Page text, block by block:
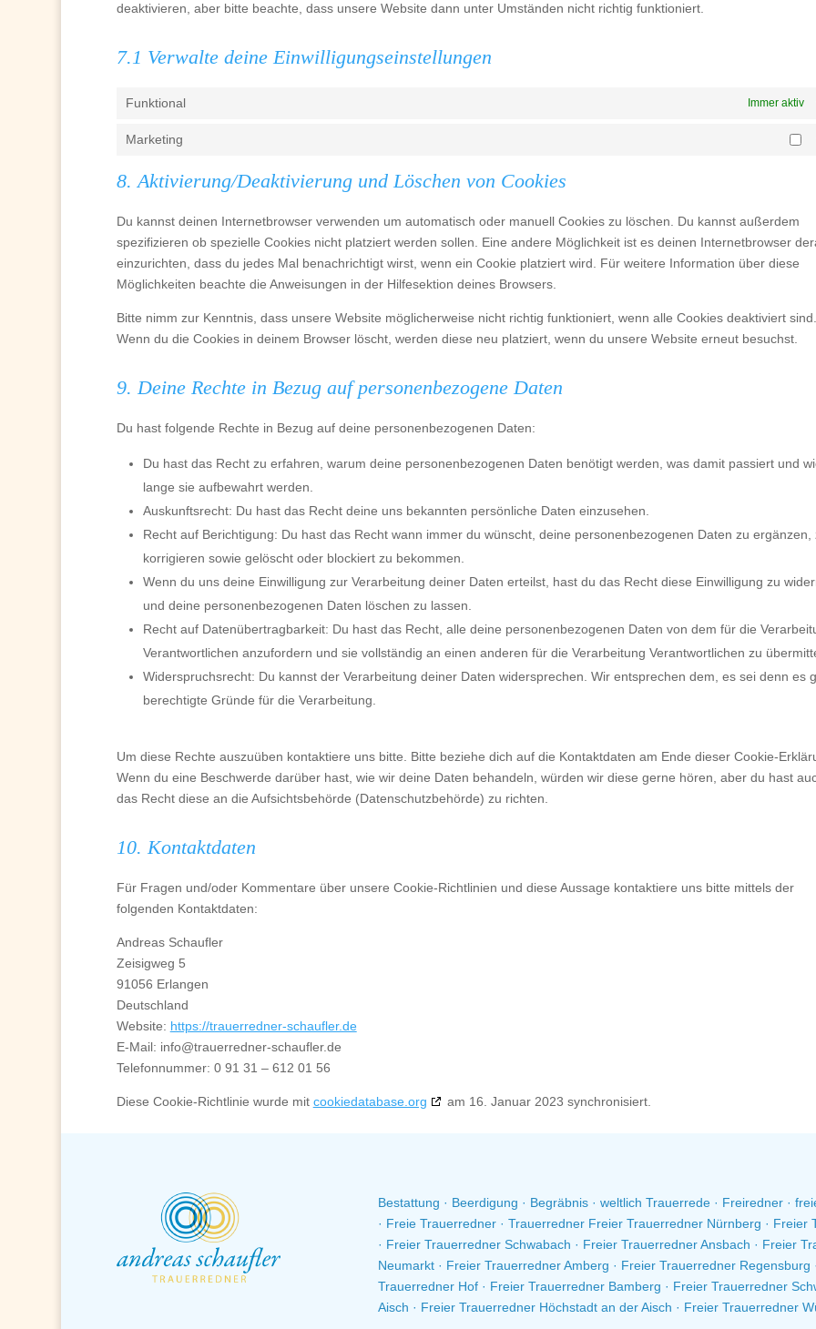
deaktivieren, aber bitte beachte, dass unsere Website dann unter Umständen nicht richtig funktioniert.
7.1 Verwalte deine Einwilligungseinstellungen
Funktional Immer aktiv
Marketing
8. Aktivierung/Deaktivierung und Löschen von Cookies
Du kannst deinen Internetbrowser verwenden um automatisch oder manuell Cookies zu löschen. Du kannst außerdem
spezifizieren ob spezielle Cookies nicht platziert werden sollen. Eine andere Möglichkeit ist es deinen Internetbrowser
einzurichten, dass du jedes Mal benachrichtigt wirst, wenn ein Cookie platziert wird. Für weitere Information über diese
Möglichkeiten beachte die Anweisungen in der Hilfesektion deines Browsers.
Bitte nimm zur Kenntnis, dass unsere Website möglicherweise nicht richtig funktioniert, wenn alle Cookies deaktiviert sind.
Wenn du die Cookies in deinem Browser löscht, werden diese neu platziert, wenn du unsere Website erneut besuchst.
9. Deine Rechte in Bezug auf personenbezogene Daten
Du hast folgende Rechte in Bezug auf deine personenbezogenen Daten:
Du hast das Recht zu erfahren, warum deine personenbezogenen Daten benötigt werden, was damit passiert und
lange sie aufbewahrt werden.
Auskunftsrecht: Du hast das Recht deine uns bekannten persönliche Daten einzusehen.
Recht auf Berichtigung: Du hast das Recht wann immer du wünscht, deine personenbezogenen Daten zu ergänzen,
korrigieren sowie gelöscht oder blockiert zu bekommen.
Wenn du uns deine Einwilligung zur Verarbeitung deiner Daten erteilst, hast du das Recht diese Einwilligung zu
und deine personenbezogenen Daten löschen zu lassen.
Recht auf Datenübertragbarkeit: Du hast das Recht, alle deine personenbezogenen Daten von dem für die
Verantwortlichen anzufordern und sie vollständig an einen anderen für die Verarbeitung Verantwortlichen zu
Widerspruchsrecht: Du kannst der Verarbeitung deiner Daten widersprechen. Wir entsprechen dem, es sei denn es
berechtigte Gründe für die Verarbeitung.
Um diese Rechte auszuüben kontaktiere uns bitte. Bitte beziehe dich auf die Kontaktdaten am Ende dieser Cookie-
Wenn du eine Beschwerde darüber hast, wie wir deine Daten behandeln, würden wir diese gerne hören, aber du hast
das Recht diese an die Aufsichtsbehörde (Datenschutzbehörde) zu richten.
10. Kontaktdaten
Für Fragen und/oder Kommentare über unsere Cookie-Richtlinien und diese Aussage kontaktiere uns bitte mittels der
folgenden Kontaktdaten:
Andreas Schaufler
Zeisigweg 5
91056 Erlangen
Deutschland
Website: https://trauerredner-schaufler.de
E-Mail: info@trauerredner-schaufler.de
Telefonnummer: 0 91 31 – 612 01 56
Diese Cookie-Richtlinie wurde mit cookiedatabase.org am 16. Januar 2023 synchronisiert.
Bestattung · Beerdigung · Begräbnis · weltlich Trauerrede · Freiredner ·
· Freie Trauerredner · Trauerredner Freier Trauerredner Nürnberg ·
· Freier Trauerredner Schwabach · Freier Trauerredner Ansbach · Freier
Neumarkt · Freier Trauerredner Amberg · Freier Trauerredner
Trauerredner Hof · Freier Trauerredner Bamberg · Freier Trauerredner
Aisch · Freier Trauerredner Höchstadt an der Aisch · Freier Trauerredner